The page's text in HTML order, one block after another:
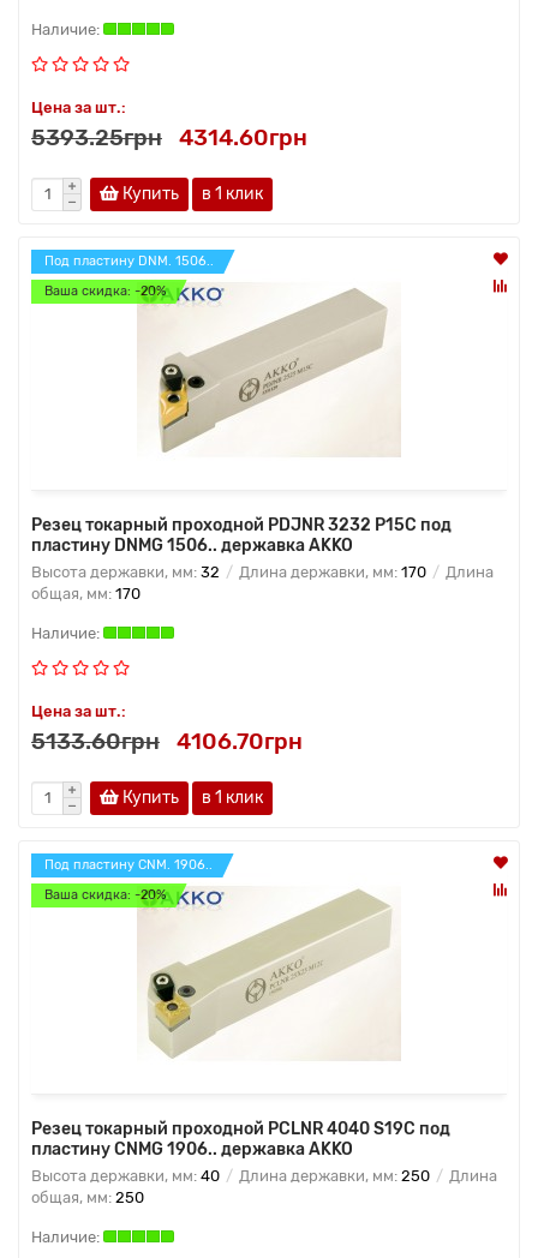
Цена за шт.:
5393.25грн 4314.60грн
Купить в 1 клик
Под пластину DNM. 1506..
Ваша скидка: -20%
Резец токарный проходной PDJNR 3232 P15C под
пластину DNMG 1506.. державка AKKO
Высота державки, мм: 32 Длина державки, мм: 170
Длина
общая, мм: 170
Цена за шт.:
5133.60грн 4106.70грн
Купить в 1 клик
Под пластину CNM. 1906..
Ваша скидка: -20%
Резец токарный проходной PCLNR 4040 S19C под
пластину CNMG 1906.. державка AKKO
Высота державки, мм: 40 Длина державки, мм: 250
Длина
общая, мм: 250